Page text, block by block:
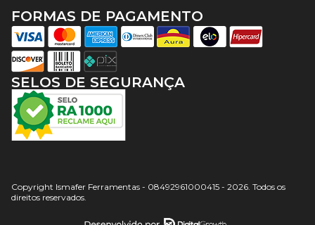
SELOS DE SEGURANÇA
FORMAS DE PAGAMENTO
Copyright Ismafer Ferramentas - 08492961000415 - 2026. Todos os
direitos reservados.